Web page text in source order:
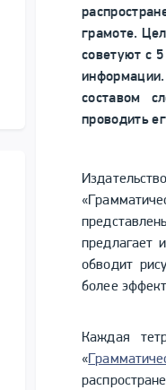
грамоте.
советуют с
составом
проводить
предлагает
обводит
более
Каждая
«